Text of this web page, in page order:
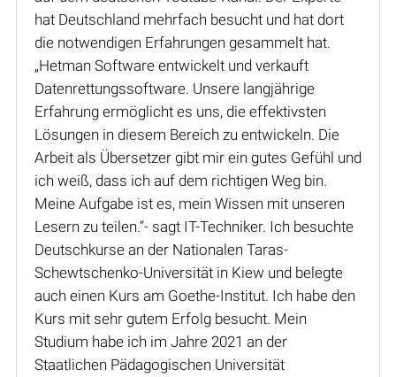
hat Deutschland mehrfach besucht und hat dort
die notwendigen Erfahrungen gesammelt hat.
„Hetman Software entwickelt und verkauft
Datenrettungssoftware. Unsere langjährige
Erfahrung ermöglicht es uns, die effektivsten
Lösungen in diesem Bereich zu entwickeln. Die
Arbeit als Übersetzer gibt mir ein gutes Gefühl und
ich weiß, dass ich auf dem richtigen Weg bin.
Meine Aufgabe ist es, mein Wissen mit unseren
Lesern zu teilen.“- sagt IT-Techniker. Ich besuchte
Deutschkurse an der Nationalen Taras-
Schewtschenko-Universität in Kiew und belegte
auch einen Kurs am Goethe-Institut. Ich habe den
Kurs mit sehr gutem Erfolg besucht. Mein
Studium habe ich im Jahre 2021 an der
Staatlichen Pädagogischen Universität